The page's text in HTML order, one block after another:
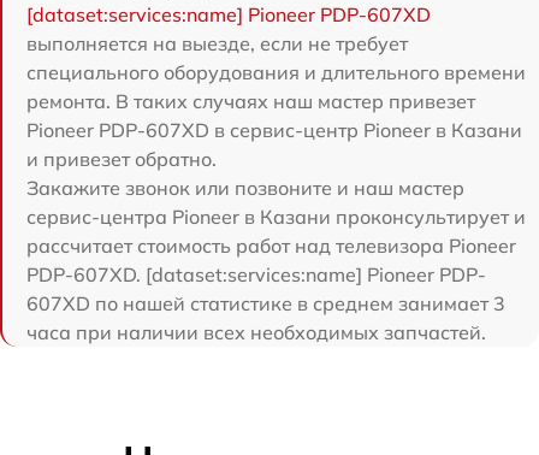
[dataset:services:name] Pioneer PDP-607XD
выполняется на выезде, если не требует
специального оборудования и длительного времени
ремонта. В таких случаях наш мастер привезет
Pioneer PDP-607XD в сервис-центр Pioneer в Казани
и привезет обратно.
Закажите звонок или позвоните и наш мастер
сервис-центра Pioneer в Казани проконсультирует и
рассчитает стоимость работ над телевизора Pioneer
PDP-607XD. [dataset:services:name] Pioneer PDP-
607XD по нашей статистике в среднем занимает 3
часа при наличии всех необходимых запчастей.